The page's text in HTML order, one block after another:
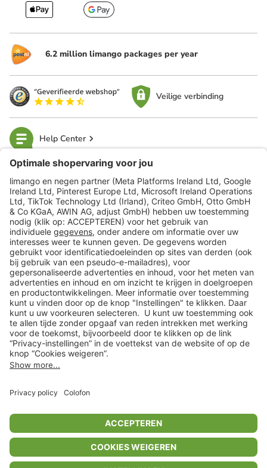
In winkelwagentje voor
6.2 million limango packages per year
Veilige verbinding
Help Center
limango
Veilig winkelen
Klantenservice
Shop
Acties
limango.de limango.pl
** Alle prijsopgaven zijn inclusief belasting en exclusief verzendkosten